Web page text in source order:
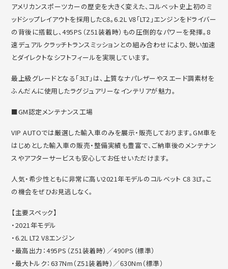
アメリカンスポーツカーの歴史を大きく変えた、 コルベット史上初のミ
ッドシップレイアウトを採用したC8。6.2L V8「LT2」エンジンをドライバー
の背後に搭載し、495PS（Z51装着時）もの圧倒的なパワーを発揮。8
速デュアルクラッチトランスミッションとの組み合わせにより、 鋭い加速
とダイレクトなシフトフィールを実現しています。
最上級グレードとなる「3LT」は、 上質なナパレザーやスエード調素材を
ふんだんに使用したラグジュアリーなインテリアが魅力。
■GM認定メンテナンス工場
VIP AUTOでは厳選した輸入車のみを展示・販売しております。GM車を
はじめとした輸入車の販売・整備実績も豊富で、 ご納車後のメンテナン
スやアフターサービスも安心してお任せいただけます。
人気・希少性ともに非常に高い2021年モデルのコルベット C8 3LT。こ
の機会をぜひお見逃しなく。
【主要スペック】
・2021年モデル
・6.2L LT2 V8エンジン
・最高出力：495PS（Z51装着時）／490PS（標準）
・最大トルク：637Nm（Z51装着時）／630Nm（標準）